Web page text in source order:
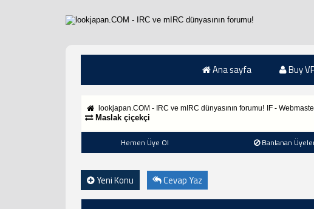
Ana sayfa Buy
lookjapan.COM - IRC ve mIRC dünyasının forumu! IF -
Maslak çiçekçi
Hemen Üye Ol Banlanan
Yeni Konu Cevap Yaz